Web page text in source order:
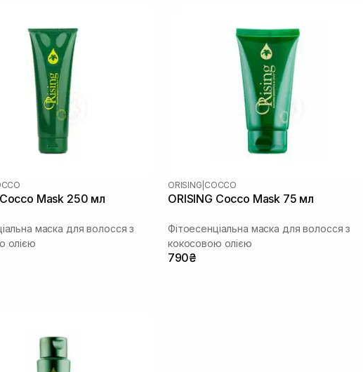
Cocco Mask 250 мл
маска для волосся з
олією
ORISING COCCO
ORISING Cocco Mask 75 мл
Фітоесенціальна маска для волосся з
кокосовою олією
790₴